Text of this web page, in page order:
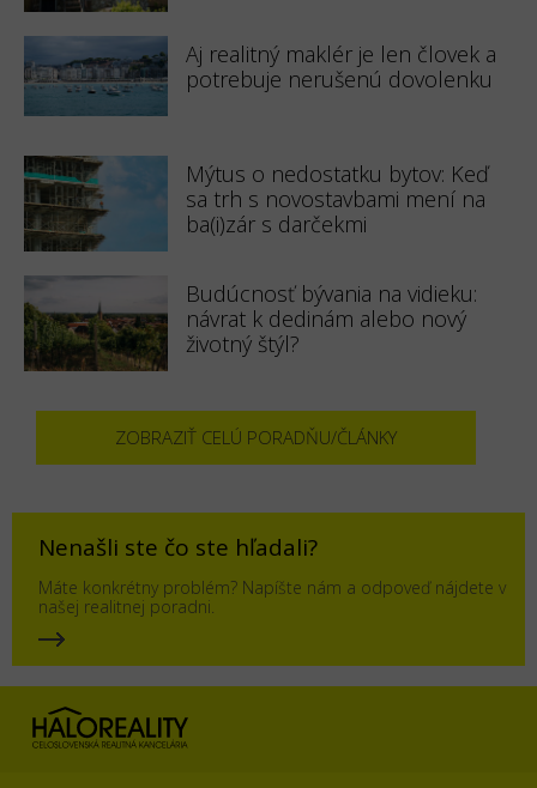
Aj realitný maklér je len človek a
potrebuje nerušenú dovolenku
Mýtus o nedostatku bytov: Keď
sa trh s novostavbami mení na
ba(i)zár s darčekmi
Budúcnosť bývania na vidieku:
návrat k dedinám alebo nový
životný štýl?
ZOBRAZIŤ CELÚ PORADŇU/ČLÁNKY
Nenašli ste čo ste hľadali?
Máte konkrétny problém? Napíšte nám a odpoveď nájdete v
našej realitnej poradni.